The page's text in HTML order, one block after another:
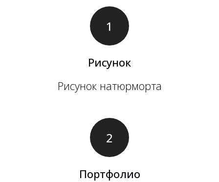
Рисунок
Рисунок натюрморта
Портфолио